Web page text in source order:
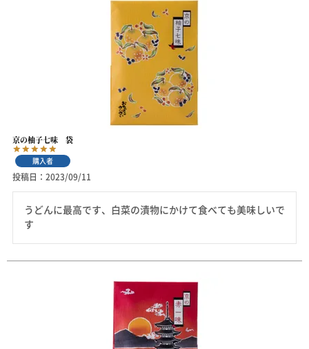
京の柚子七味 袋
購入者
投稿日 2023/09/11
うどんに最高です、白菜の漬物にかけて食べても美味しいで
す